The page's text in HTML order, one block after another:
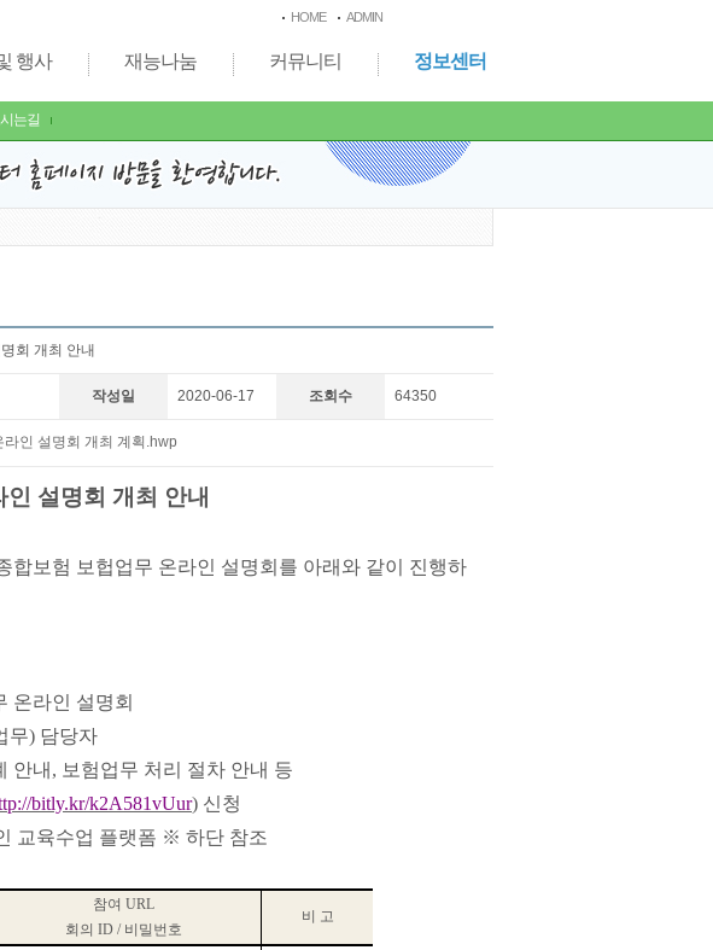
HOME ADMIN
는길
행사 재능나눔 커뮤니티 정보센터
회 개최 안내
작성일 2020-06-17 조회수 64350
인 설명회 개최 계획.hwp
설명회 개최 안내
합보험 보헙업무 온라인 설명회를 아래와 같이 진행하
온라인 설명회
무) 담당자
안내 , 보험업무 처리 절차 안내 등
bitly.kr/k2A581vUur) 신청
교육수업 플랫폼 ※ 하단 참조
참여 URL
회의 ID / 비밀번호
비 고